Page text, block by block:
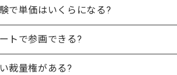
業務内容
新規開発 , 自社製品開
特徴
長期プロジェクト , 新
求めるスキル
で単価はいくらになる?
トで参画できる?
裁量権がある?